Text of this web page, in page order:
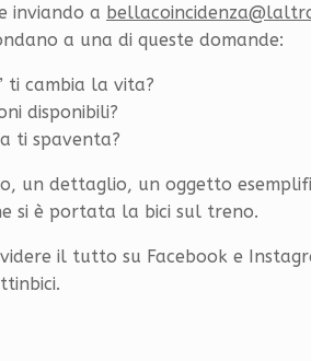
inviando a
a una di queste domande:
ti cambia la vita?
disponibili?
ti spaventa?
un dettaglio, un oggetto
si è portata la bici sul treno.
il tutto su Facebook e